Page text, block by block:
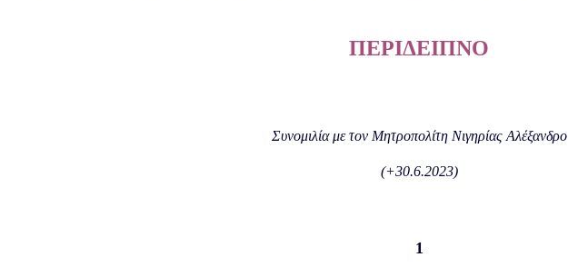
ΠΕΡΙΔΕΙΠΝΟ
Συνομιλία με τον Μητροπολίτη Νιγηρίας Αλέξανδρο
(+30.6.2023)
1